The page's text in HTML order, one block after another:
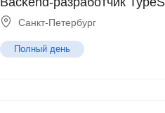
Санкт-Петербург
Полный день